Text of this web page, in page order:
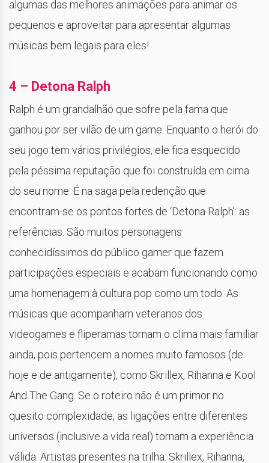
algumas das melhores animações para animar os
pequenos e aproveitar para apresentar algumas
músicas bem legais para eles!
4 – Detona Ralph
Ralph é um grandalhão que sofre pela fama que
ganhou por ser vilão de um game. Enquanto o herói do
seu jogo tem vários privilégios, ele fica esquecido
pela péssima reputação que foi construída em cima
do seu nome. É na saga pela redenção que
encontram-se os pontos fortes de ‘Detona Ralph’: as
referências. São muitos personagens
conhecidíssimos do público gamer que fazem
participações especiais e acabam funcionando como
uma homenagem à cultura pop como um todo. As
músicas que acompanham veteranos dos
videogames e fliperamas tornam o clima mais familiar
ainda, pois pertencem a nomes muito famosos (de
hoje e de antigamente), como Skrillex, Rihanna e Kool
And The Gang. Se o roteiro não é um primor no
quesito complexidade, as ligações entre diferentes
universos (inclusive a vida real) tornam a experiência
válida. Artistas presentes na trilha: Skrillex, Rihanna,